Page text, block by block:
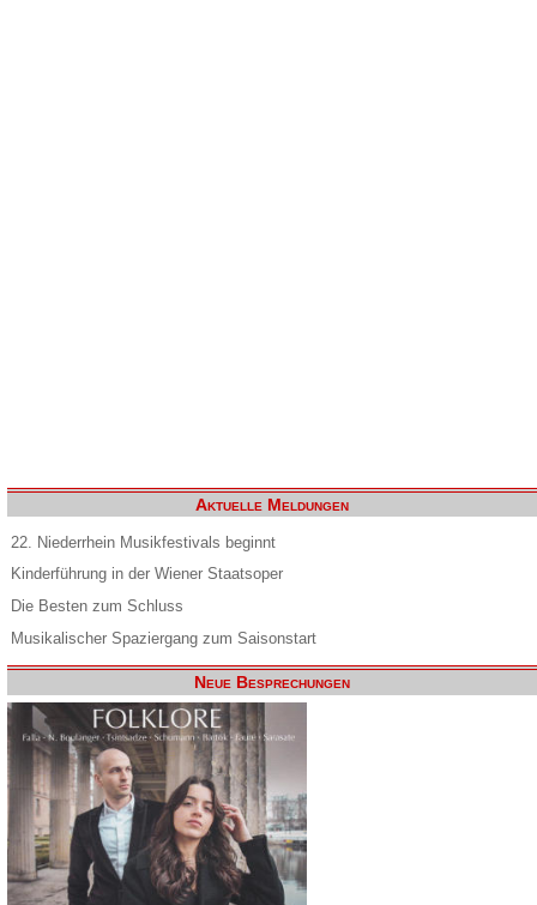
Aktuelle Meldungen
22. Niederrhein Musikfestivals beginnt
Kinderführung in der Wiener Staatsoper
Die Besten zum Schluss
Musikalischer Spaziergang zum Saisonstart
Neue Besprechungen